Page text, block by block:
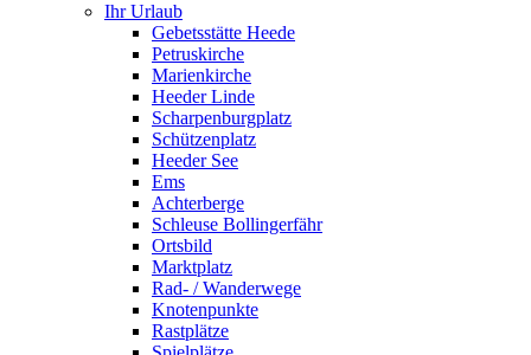
Ihr Urlaub
Gebetsstätte Heede
Petruskirche
Marienkirche
Heeder Linde
Scharpenburgplatz
Schützenplatz
Heeder See
Ems
Achterberge
Schleuse Bollingerfähr
Ortsbild
Marktplatz
Rad- / Wanderwege
Knotenpunkte
Rastplätze